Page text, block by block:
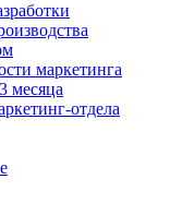
маркетинга
месяца
отдела